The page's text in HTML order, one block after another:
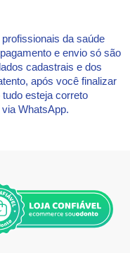
da saúde
e envio só são
cadastrais e dos
após você finalizar
esteja correto
WhatsApp.